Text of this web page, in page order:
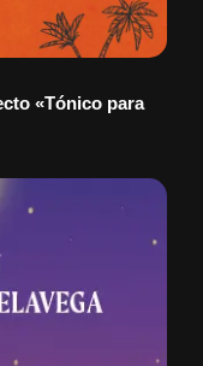
«Tónico para